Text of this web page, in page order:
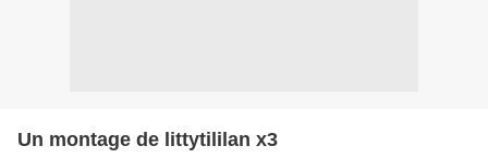
Un montage de littytililan x3